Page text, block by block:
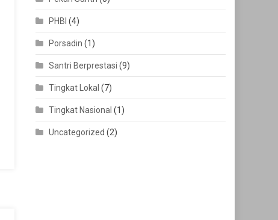
PHBI (4)
Porsadin (1)
Santri Berprestasi (9)
Tingkat Lokal (7)
Tingkat Nasional (1)
Uncategorized (2)